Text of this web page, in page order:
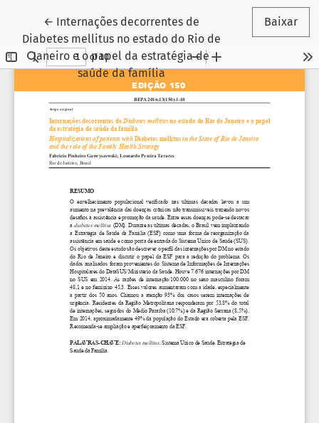
← Voltar aos Detalhes do Artigo
Internações decorrentes de
Diabetes mellitus no estado do Rio de
Janeiro e o papel da estratégia de
saúde da família
Baixar